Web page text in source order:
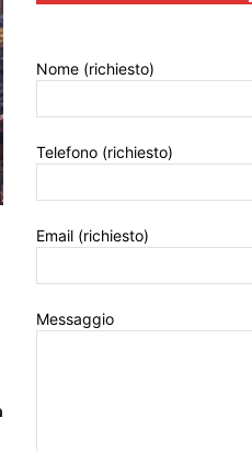
Nome (richiesto)
Telefono (richiesto)
Email (richiesto)
Messaggio